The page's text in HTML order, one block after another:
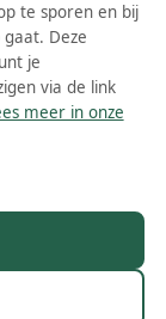
Alle filters
te sporen en bij
Deze
je
via de link
meer in onze